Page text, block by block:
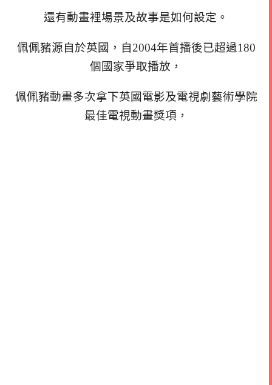
還有動畫裡場景及故事是如何設定。
佩佩豬源自於英國，自2004年首播後已超過180
個國家爭取播放，
佩佩豬動畫多次拿下英國電影及電視劇藝術學院
最佳電視動畫獎項，